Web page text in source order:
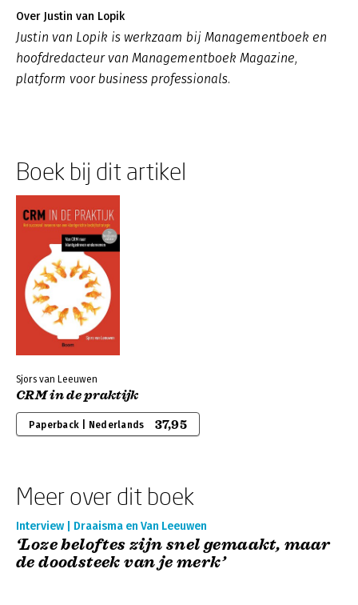
Over Justin van Lopik
Justin van Lopik is werkzaam bij Managementboek en
hoofdredacteur van Managementboek Magazine,
platform voor business professionals.
Boek bij dit artikel
Sjors van Leeuwen
CRM in de praktijk
Paperback | Nederlands 37,95
Meer over dit boek
Interview | Draaisma en Van Leeuwen
‘Loze beloftes zijn snel gemaakt, maar
de doodsteek van je merk’